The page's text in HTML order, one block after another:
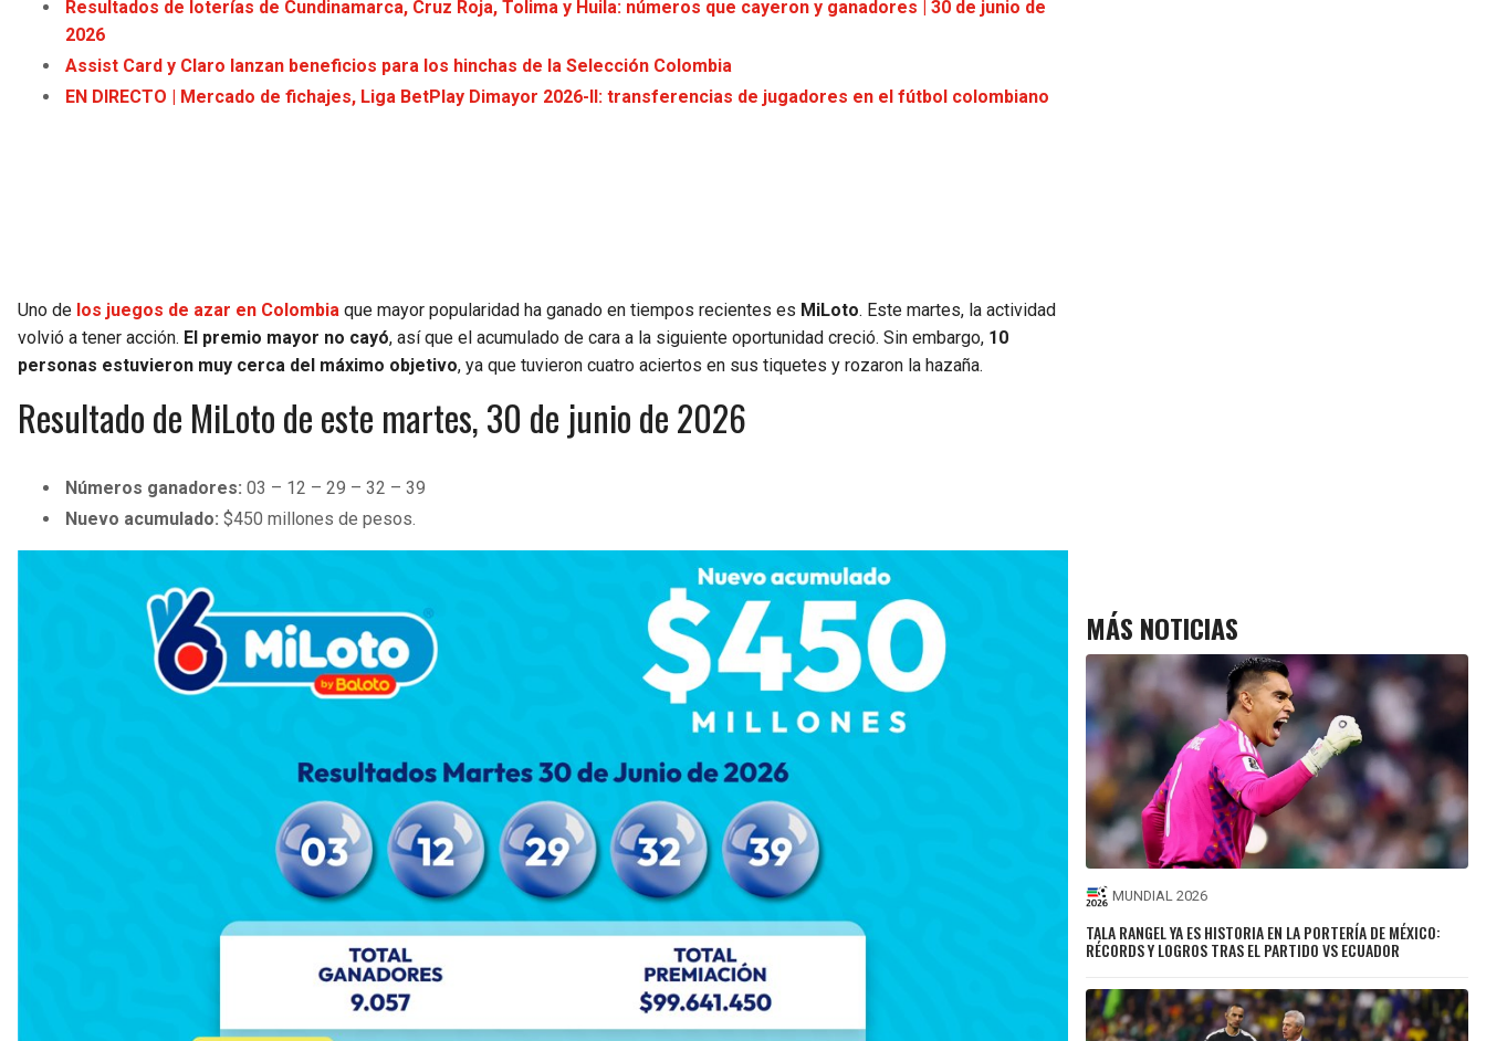
Resultados de loterías de Cundinamarca, Cruz Roja, Tolima y Huila: números que cayeron y ganadores | 30 de junio de
2026
Assist Card y Claro lanzan beneficios para los hinchas de la Selección Colombia
EN DIRECTO | Mercado de fichajes, Liga BetPlay Dimayor 2026-II: transferencias de jugadores en el fútbol colombiano
Uno de los juegos de azar en Colombia que mayor popularidad ha ganado en tiempos recientes es MiLoto. Este martes, la actividad
volvió a tener acción. El premio mayor no cayó, así que el acumulado de cara a la siguiente oportunidad creció. Sin embargo, 10
personas estuvieron muy cerca del máximo objetivo, ya que tuvieron cuatro aciertos en sus tiquetes y rozaron la hazaña.
Resultado de MiLoto de este martes, 30 de junio de 2026
Números ganadores:03 – 12 – 29 – 32 – 39
Nuevo acumulado:$450 millones de pesos.
MÁS NOTICIAS
MUNDIAL 2026
TALA RANGEL YA ES HISTORIA EN LA PORTERÍA DE MÉXICO:
RÉCORDS Y LOGROS TRAS EL PARTIDO VS ECUADOR